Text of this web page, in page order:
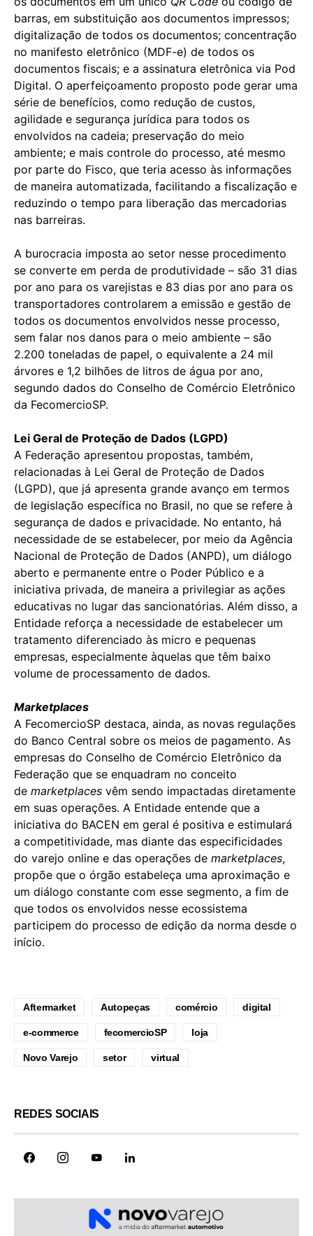
barras, em substituição aos documentos impressos;
digitalização de todos os documentos; concentração
no manifesto eletrônico (MDF-e) de todos os
documentos fiscais; e a assinatura eletrônica via Pod
Digital. O aperfeiçoamento proposto pode gerar uma
série de benefícios, como redução de custos,
agilidade e segurança jurídica para todos os
envolvidos na cadeia; preservação do meio
ambiente; e mais controle do processo, até mesmo
por parte do Fisco, que teria acesso às informações
de maneira automatizada, facilitando a fiscalização e
reduzindo o tempo para liberação das mercadorias
nas barreiras.
A burocracia imposta ao setor nesse procedimento
se converte em perda de produtividade – são 31 dias
por ano para os varejistas e 83 dias por ano para os
transportadores controlarem a emissão e gestão de
todos os documentos envolvidos nesse processo,
sem falar nos danos para o meio ambiente – são
2.200 toneladas de papel, o equivalente a 24 mil
árvores e 1,2 bilhões de litros de água por ano,
segundo dados do Conselho de Comércio Eletrônico
da FecomercioSP.
Lei Geral de Proteção de Dados (LGPD)
A Federação apresentou propostas, também,
relacionadas à Lei Geral de Proteção de Dados
(LGPD), que já apresenta grande avanço em termos
de legislação específica no Brasil, no que se refere à
segurança de dados e privacidade. No entanto, há
necessidade de se estabelecer, por meio da Agência
Nacional de Proteção de Dados (ANPD), um diálogo
aberto e permanente entre o Poder Público e a
iniciativa privada, de maneira a privilegiar as ações
educativas no lugar das sancionatórias. Além disso, a
Entidade reforça a necessidade de estabelecer um
tratamento diferenciado às micro e pequenas
empresas, especialmente àquelas que têm baixo
volume de processamento de dados.
Marketplaces
A FecomercioSP destaca, ainda, as novas regulações
do Banco Central sobre os meios de pagamento. As
empresas do Conselho de Comércio Eletrônico da
Federação que se enquadram no conceito
de marketplaces vêm sendo impactadas diretamente
em suas operações. A Entidade entende que a
iniciativa do BACEN em geral é positiva e estimulará
a competitividade, mas diante das especificidades
do varejo online e das operações de marketplaces,
propõe que o órgão estabeleça uma aproximação e
um diálogo constante com esse segmento, a fim de
que todos os envolvidos nesse ecossistema
participem do processo de edição da norma desde o
início.
Aftermarket Autopeças comércio digital
e-commerce fecomercioSP loja
Novo Varejo setor virtual
REDES SOCIAIS